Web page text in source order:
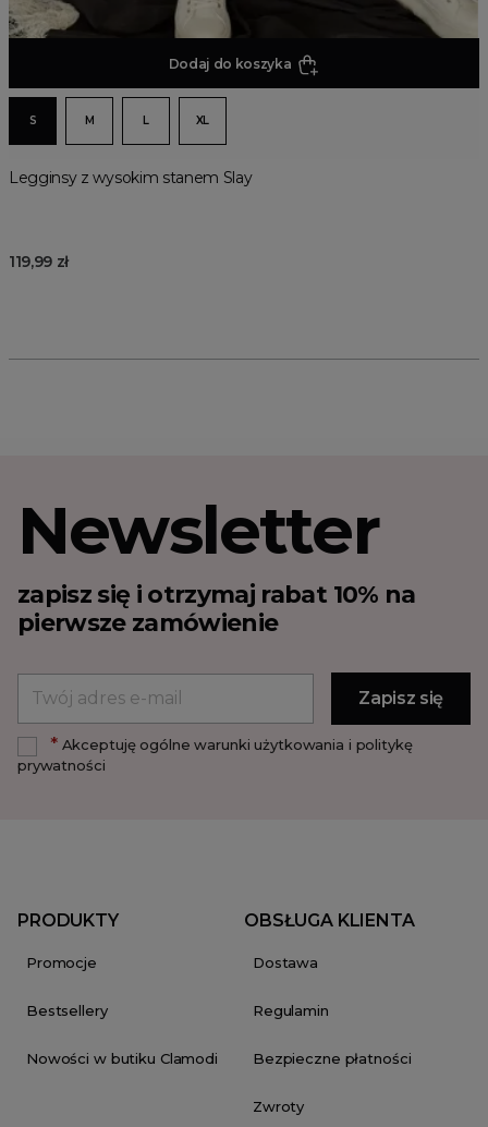
Dodaj do koszyka
S M L XL
Legginsy z wysokim stanem Slay
119,99 zł
Newsletter
zapisz się i otrzymaj rabat 10% na
pierwsze zamówienie
*Akceptuję ogólne warunki użytkowania i politykę
prywatności
PRODUKTY
Promocje
Bestsellery
Nowości w butiku Clamodi
OBSŁUGA KLIENTA
Dostawa
Regulamin
Bezpieczne płatności
Zwroty